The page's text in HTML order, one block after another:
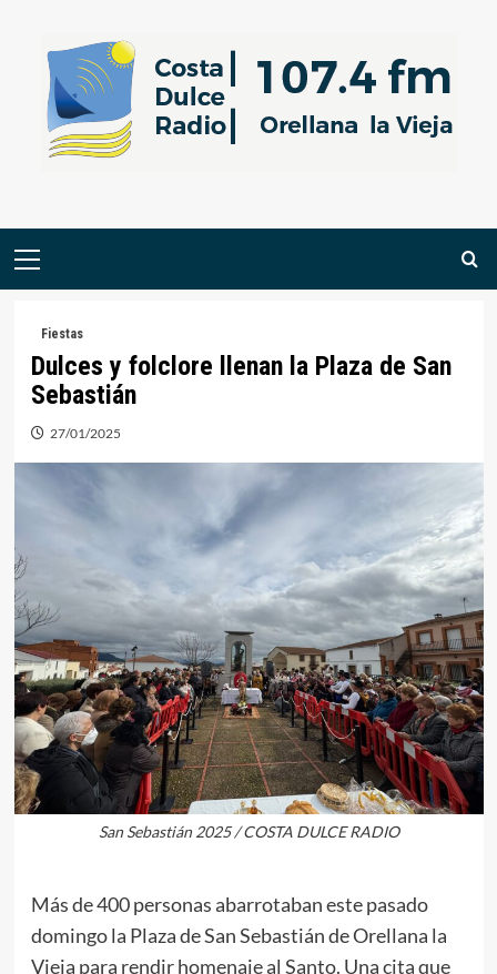
contenido
Menú
Fiestas
Dulces y folclore llenan la Plaza de San
Sebastián
27/01/2025
San Sebastián 2025 / COSTA DULCE RADIO
Más de 400 personas abarrotaban este pasado
domingo la Plaza de San Sebastián de Orellana la
Vieja para rendir homenaje al Santo. Una cita que